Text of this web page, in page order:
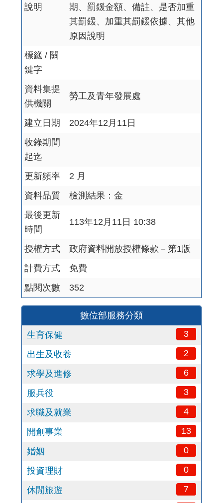
數位部服務分類
生育保健
3
出生及收養 2
求學及進修 6
服兵役 3
求職及就業 4
開創事業 13
婚姻 0
投資理財 0
休閒旅遊 7
說明
期、罰鍰金額、備註、是否加重
其罰鍰、加重其罰鍰依據、其他
原因說明
標籤 / 關
鍵字
資料集提
供機關
勞工及青年發展處
建立日期
2024年12月11日
收錄期間
起迄
更新頻率
2 月
資料品質
檢測結果：金
最後更新
時間
113年12月11日 10:38
授權方式
政府資料開放授權條款－第1版
計費方式
免費
點閱次數
352